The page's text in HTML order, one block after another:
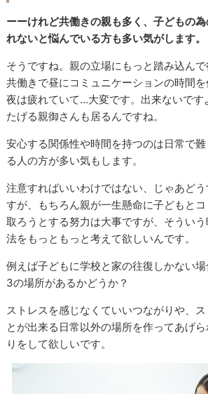
ーーけれど共働きの親も多く、子どもの
れないと悩んでいる方も多い気がします。
そうですね。親の立場にもっと踏み込ん
共働きで昼にコミュニケーションの時間を
夜は疲れていて…大変です。出来ないです
たげる親御さんも居るんですね。
安心する関係性や時間を持つのは日常で
る人の方が多い気もします。
注意すればいいわけではない、じゃあど
すが、もちろん親が一生懸命に子どもと
取ろうとする努力は大事ですが、そうい
法をもっともっと考えて欲しいんです。
例えば子どもに学校と家の往復しかない
3の場所があるかどうか？
ストレスを感じなくていいつながりや、
とが出来る日常以外の場所を作ってあげ
りをして欲しいです。